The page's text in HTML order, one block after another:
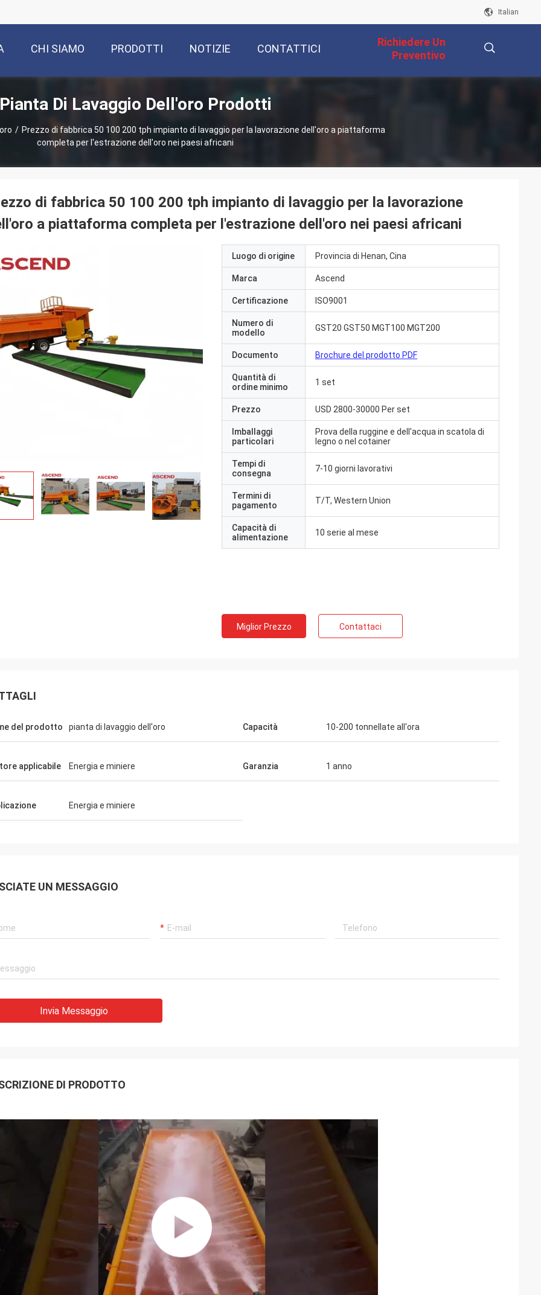
Italian
CHI SIAMO PRODOTTI NOTIZIE CONTATTICI
Richiedere Un
Preventivo
Di Lavaggio Dell'oro Prodotti
/ Prezzo di fabbrica 50 100 200 tph impianto di lavaggio per la lavorazione dell'oro a piattaforma
completa per l'estrazione dell'oro nei paesi africani
potremmo essere più soddisfatti di
contattare e sempre ha risposto
di fabbrica 50 100 200 tph impianto di lavaggio per la lavorazione
a piattaforma completa per l'estrazione dell'oro nei paesi africani
Luogo di origine Provincia di Henan, Cina
Marca Ascend
Certificazione ISO9001
Numero di
modello
GST20 GST50 MGT100 MGT200
Documento Brochure del prodotto PDF
Quantità di
ordine minimo
1 set
Prezzo USD 2800-30000 Per set
Imballaggi
particolari
Prova della ruggine e dell'acqua in scatola di
legno o nel cotainer
Tempi di
consegna
7-10 giorni lavorativi
Termini di
pagamento
T/T, Western Union
Capacità di
alimentazione
10 serie al mese
Miglior Prezzo Contattaci
del prodotto pianta di lavaggio dell'oro Capacità 10-200 tonnellate all'ora
applicabile Energia e miniere Garanzia 1 anno
Energia e miniere
UN MESSAGGIO
Invia Messaggio
DI PRODOTTO